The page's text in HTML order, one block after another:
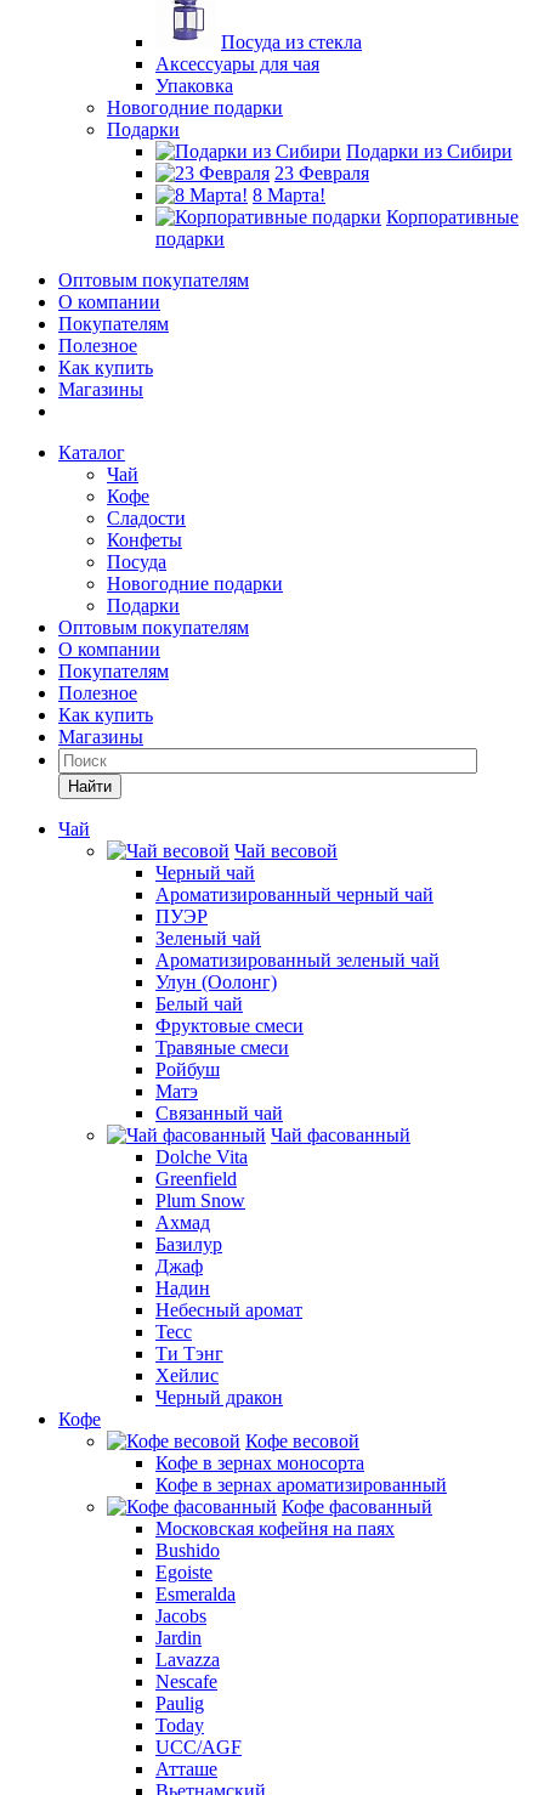
Посуда из стекла
Аксессуары для чая
Упаковка
Новогодние подарки
Подарки
Подарки из Сибири
23 Февраля
8 Марта!
Корпоративные
подарки
Оптовым покупателям
О компании
Покупателям
Полезное
Как купить
Магазины
Каталог
Чай
Кофе
Сладости
Конфеты
Посуда
Новогодние подарки
Подарки
Оптовым покупателям
О компании
Покупателям
Полезное
Как купить
Магазины
Найти
Чай
Чай весовой
Черный чай
Ароматизированный черный чай
ПУЭР
Зеленый чай
Ароматизированный зеленый чай
Улун (Оолонг)
Белый чай
Фруктовые смеси
Травяные смеси
Ройбуш
Матэ
Связанный чай
Чай фасованный
Dolche Vita
Greenfield
Plum Snow
Ахмад
Базилур
Джаф
Надин
Небесный аромат
Тесс
Ти Тэнг
Хейлис
Черный дракон
Кофе
Кофе весовой
Кофе в зернах моносорта
Кофе в зернах ароматизированный
Кофе фасованный
Московская кофейня на паях
Bushido
Egoiste
Esmeralda
Jacobs
Jardin
Lavazza
Nescafe
Paulig
Today
UCC/AGF
Атташе
Вьетнамский